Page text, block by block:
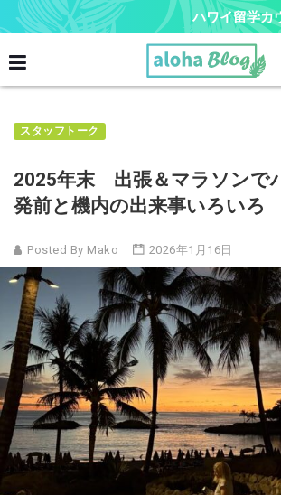
ハワイ留学カ
スタッフトーク
2025年末 出張＆マラソン
発前と機内の出来事いろいろ
Posted By Mako 2026年1月16日